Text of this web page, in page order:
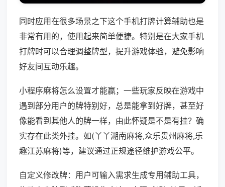
同时应用在很多场景之下这个手机打牌计算辅助也是
非常有用的，使用起来简单便捷。特别是在大家手机
打牌时可以合理调整牌型，提升游戏体验，避免影响
好友间互动乐趣。
小程序麻将怎么设置才能赢；一些玩家反映在游戏中
遇到部分用户的牌特别好，总是能拿到好牌，甚至好
像能看到其他人的牌一样，由此怀疑是不是有挂？确
实存在此类外挂。如(丫丫湖南麻将,众乐贵州麻将,乐
趣江苏麻将)等，建议通过正规途径维护游戏公平。
自定义修改牌：用户可输入需求生成专用辅助工具，